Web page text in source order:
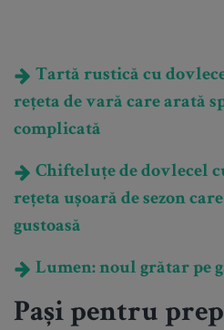
Tartă rustică cu
rețeta de vară care arată
complicată
Chifteluțe de dovlecel
rețeta ușoară de sezon
gustoasă
Lumen: noul grătar pe
Pași pentru